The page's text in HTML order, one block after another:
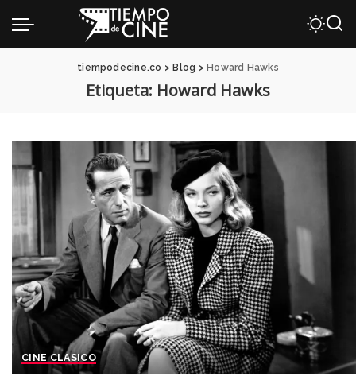
tiempodecine.co > Blog > Howard Hawks
Etiqueta: Howard Hawks
CINE CLASICO